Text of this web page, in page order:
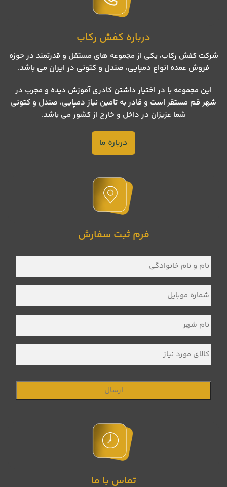
درباره کفش رکاب
شرکت کفش رکاب، یکی از مجموعه های مستقل و قدرتمند در حوزه
فروش عمده انواع دمپایی، صندل و کتونی در ایران می باشد.
این مجموعه با در اختیار داشتن کادری آموزش دیده و مجرب در
شهر قم مستقر است و قادر به تامین نیاز دمپایی، صندل و کتونی
شما عزیزان در داخل و خارج از کشور می باشد.
درباره ما
فرم ثبت سفارش
نام
و
نام
خانوادگی
*
شماره
موبایل *
نام
شهر *
کالای
مورد
نیاز
تماس با ما